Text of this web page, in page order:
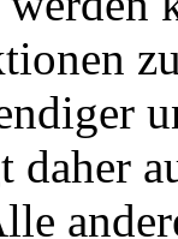
daher